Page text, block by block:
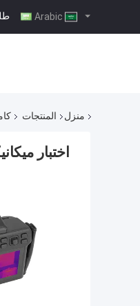
منزل المنتجات
اختبار